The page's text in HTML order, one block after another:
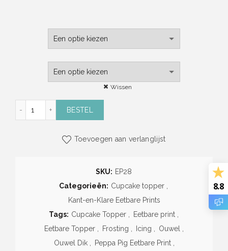
Wissen
BESTEL
Toevoegen aan verlanglijst
SKU: EP28
Categorieën: Cupcake topper
Kant-en-Klare Eetbare Prints
Tags: Cupcake Topper Eetbare print
Eetbare Topper
Frosting Icing Ouwel
Ouwel Dik
Peppa Pig Eetbare Print
8.8